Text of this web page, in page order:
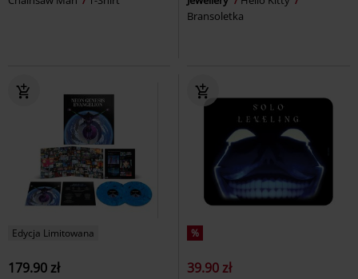
Bransoletka
Edycja Limitowana
179.90 zł
%
39.90 zł